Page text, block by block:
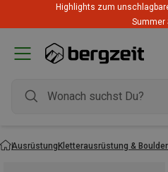
Highlights zum
Summer
AusrüstungKletterausrüstung &